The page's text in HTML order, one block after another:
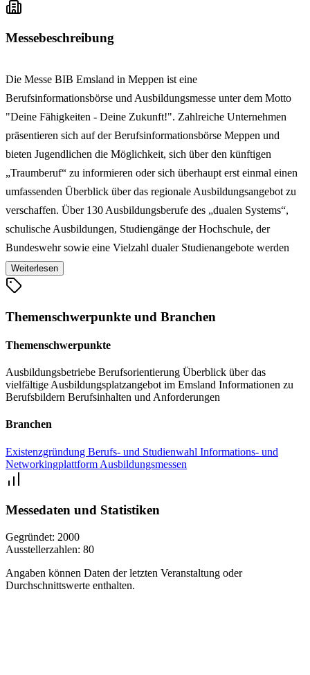
Messebeschreibung
Die Messe BIB Emsland in Meppen ist eine
Berufsinformationsbörse und Ausbildungsmesse unter dem Motto
"Deine Fähigkeiten - Deine Zukunft!". Zahlreiche Unternehmen
präsentieren sich auf der Berufsinformationsbörse Meppen und
bieten Jugendlichen die Möglichkeit, sich über den künftigen
„Traumberuf“ zu informieren oder sich überhaupt erst einmal einen
umfassenden Überblick über das regionale Ausbildungsangebot zu
verschaffen. Über 130 Ausbildungsberufe des „dualen Systems“,
schulische Ausbildungen, Studiengänge der Hochschule, der
Bundeswehr sowie eine Vielzahl dualer Studienangebote werden
auf der BIB Emsland in Meppen präsentiert. Die
Berufsinformationsbörse (BIB Meppen) ist ein Wegweiser durch die
sich frühzeitig über konkrete Anforderungen und Berufsinhalte zu
informieren und damit möglicherweise falsche Vorstellungen von
aber auch neue berufliche Horizonte eröffnen.
Weiterlesen
Themenschwerpunkte und Branchen
Themenschwerpunkte
Ausbildungsbetriebe Berufsorientierung Überblick über das
vielfältige Ausbildungsplatzangebot im Emsland Informationen zu
Berufsbildern Berufsinhalten und Anforderungen
Branchen
Existenzgründung Berufs- und Studienwahl Informations- und
Networkingplattform Ausbildungsmessen
Messedaten und Statistiken
Gegründet: 2000
Ausstellerzahlen: 80
Angaben können Daten der letzten Veranstaltung oder
Durchschnittswerte enthalten.